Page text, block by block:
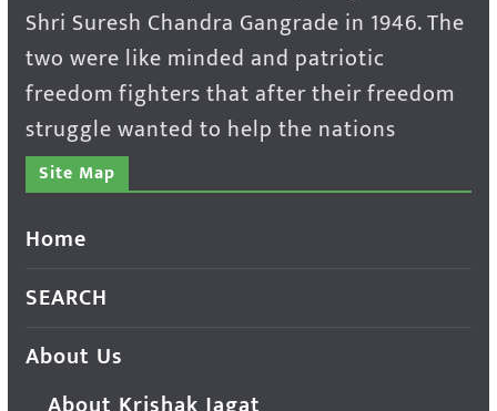
Shri Suresh Chandra Gangrade in 1946. The
two were like minded and patriotic
freedom fighters that after their freedom
struggle wanted to help the nations
Site Map
Home
SEARCH
About Us